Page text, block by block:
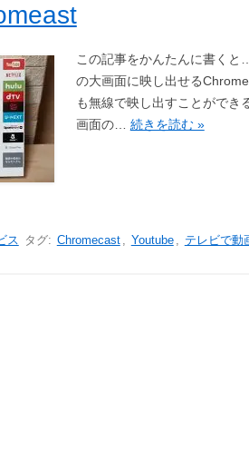
この記事をかんたんに書く
の大画面に映し出せる
も無線で映し出すことができ
画面の… 続きを読む »
ス タグ: Chromecast , Youtube , テレビで動